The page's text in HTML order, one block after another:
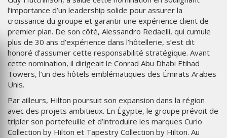
l’importance d’un leadership solide pour assurer la
croissance du groupe et garantir une expérience client de
premier plan. De son côté, Alessandro Redaelli, qui cumule
plus de 30 ans d’expérience dans l’hôtellerie, s’est dit
honoré d’assumer cette responsabilité stratégique. Avant
cette nomination, il dirigeait le Conrad Abu Dhabi Etihad
Towers, l’un des hôtels emblématiques des Émirats Arabes
Unis.
Par ailleurs, Hilton poursuit son expansion dans la région
avec des projets ambitieux. En Égypte, le groupe prévoit de
tripler son portefeuille et d’introduire les marques Curio
Collection by Hilton et Tapestry Collection by Hilton. Au